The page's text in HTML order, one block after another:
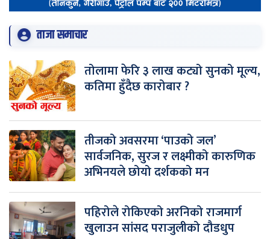
ताजा समाचार
तोलामा फेरि ३ लाख कट्यो सुनको मूल्य,
कतिमा हुँदैछ कारोबार ?
तीजको अवसरमा ‘पाउको जल’
सार्वजनिक, सुरज र लक्ष्मीको कारुणिक
अभिनयले छोयो दर्शकको मन
पहिरोले रोकिएको अरनिको राजमार्ग
खुलाउन सांसद पराजुलीको दौडधुप